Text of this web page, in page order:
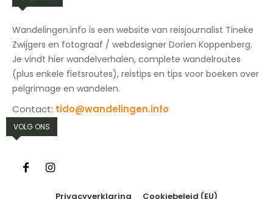
Wandelingen.info is een website van reisjournalist Tineke
Zwijgers en fotograaf / webdesigner Dorien Koppenberg.
Je vindt hier wandelverhalen, complete wandelroutes
(plus enkele fietsroutes), reistips en tips voor boeken over
pelgrimage en wandelen.
Contact: tido@wandelingen.info
VOLG ONS
Privacyverklaring Cookiebeleid (EU)